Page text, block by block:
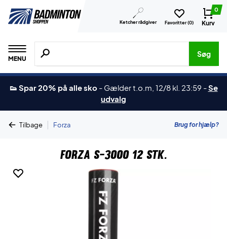
Ketcher rådgiver Favoritter (0)
0
Kurv
MENU
Søg efter produkter, mærker etc.
Søg
👟 Spar 20% på alle sko - Gælder t.o.m, 12/8 kl. 23:59 -Se
udvalg
Tilbage | Forza Brug for hjælp?
Forza S-3000 12 stk.